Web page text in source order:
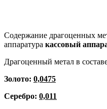
Содержание драгоценных
аппаратура кассовый
Драгоценный метал в
Золото: 0,0475
Серебро: 0,011